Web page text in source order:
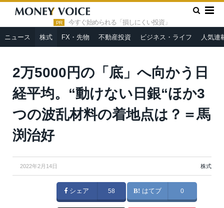
PR 今すぐ始められる「損しにくい投資」
ニュース 株式 FX・先物 不動産投資 ビジネス・ライフ 人気連
HOME » 株式 »
2万5000円の「底」へ向かう日経平均。“動け
ない日銀“ほか3つの波乱材料の着地点は？＝馬渕治好
2万5000円の「底」へ向かう日
経平均。“動けない日銀“ほか3
つの波乱材料の着地点は？＝馬
渕治好
2022年2月14日 株式
シェア 58 はてブ 0